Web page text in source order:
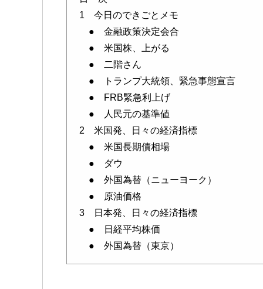
1 今日のできごとメモ
● 金融政策決定会合
● 米国株、上がる
● 二階さん
● トランプ大統領、緊急事態宣言
● FRB緊急利上げ
● 人民元の基準値
2 米国発、日々の経済指標
● 米国長期債相場
● ダウ
● 外国為替（ニューヨーク）
● 原油価格
3 日本発、日々の経済指標
● 日経平均株価
● 外国為替（東京）